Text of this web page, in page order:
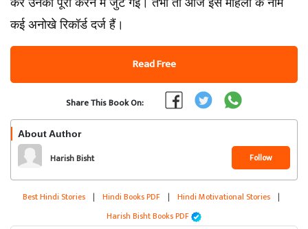
कर उनको पूरा करने में जुट गई। तभी तो आज इस महिला के नाम
कई अनोखे रिकॉर्ड दर्ज हैं।
Read Free
Share This Book On:
About Author
Harish Bisht Follow
Best Hindi Stories | Hindi Books PDF | Hindi Motivational Stories |
Harish Bisht Books PDF